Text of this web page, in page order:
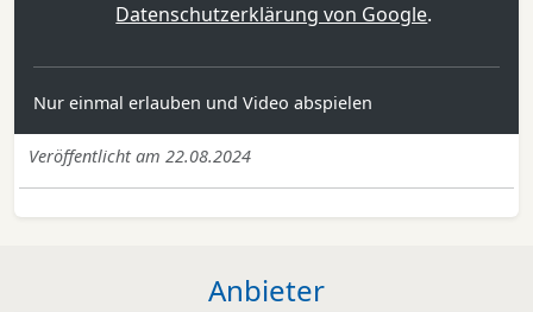
Datenschutzerklärung von Google.
Nur einmal erlauben und Video abspielen
Veröffentlicht am 22.08.2024
Anbieter